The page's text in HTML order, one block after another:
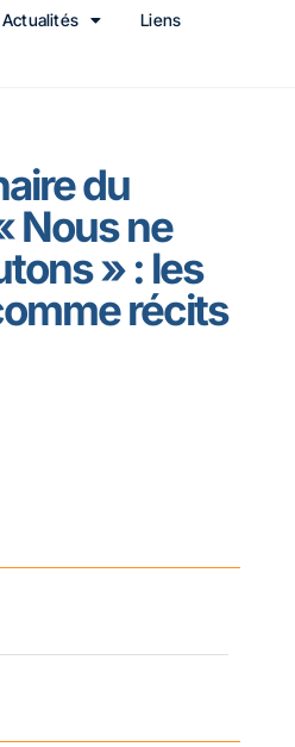
Actualités Liens
du
Nous ne
» : les
récits